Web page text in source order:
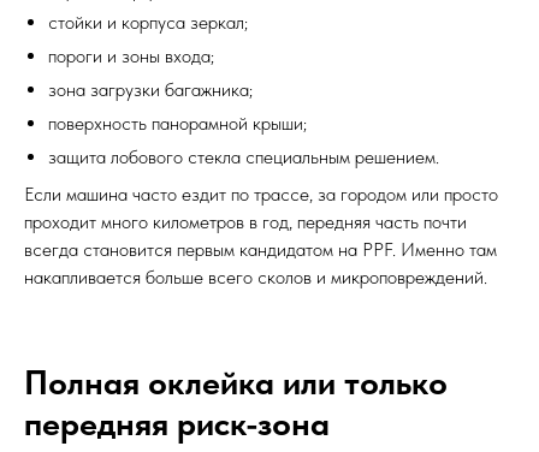
стойки и корпуса зеркал;
пороги и зоны входа;
зона загрузки багажника;
поверхность панорамной крыши;
защита лобового стекла специальным решением.
Если машина часто ездит по трассе, за городом или просто
проходит много километров в год, передняя часть почти
всегда становится первым кандидатом на PPF. Именно там
накапливается больше всего сколов и микроповреждений.
Полная оклейка или только
передняя риск-зона